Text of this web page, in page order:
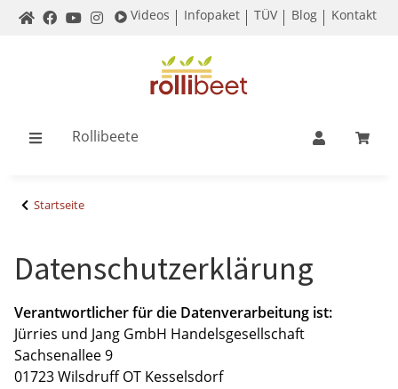
Videos Infopaket TÜV Blog Kontakt
Rollibeete
Startseite
Datenschutzerklärung
Verantwortlicher für die Datenverarbeitung ist:
Jürries und Jang GmbH Handelsgesellschaft
Sachsenallee 9
01723 Wilsdruff OT Kesselsdorf